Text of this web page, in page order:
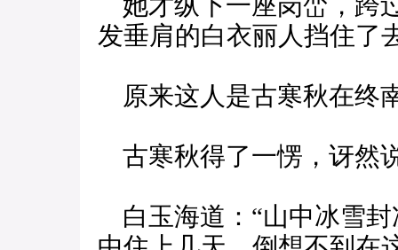
发垂肩的白衣丽人挡住了
原来这人是古寒秋在终
古寒秋得了一愣，讶然
白玉海道：“山中冰雪